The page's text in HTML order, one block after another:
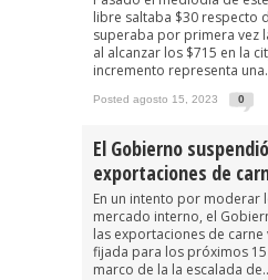
libre saltaba $30 respecto
superaba por primera vez
al alcanzar los $715 en la
incremento representa
Posted agosto 15, 2023 0
El Gobierno
exportaciones de
En un intento por moderar
mercado interno, el
las exportaciones de carne
fijada para los próximos 15
marco de la la escalada